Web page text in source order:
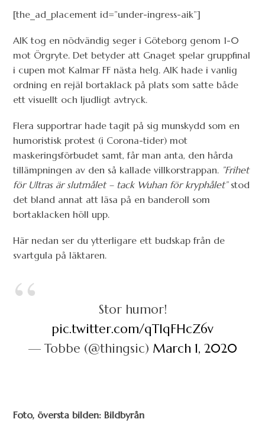
[the_ad_placement id=”under-ingress-aik”]
AIK tog en nödvändig seger i Göteborg genom 1-0
mot Örgryte. Det betyder att Gnaget spelar gruppfinal
i cupen mot Kalmar FF nästa helg. AIK hade i vanlig
ordning en rejäl bortaklack på plats som satte både
ett visuellt och ljudligt avtryck.
Flera supportrar hade tagit på sig munskydd som en
humoristisk protest (i Corona-tider) mot
maskeringsförbudet samt, får man anta, den hårda
tillämpningen av den så kallade villkorstrappan. ”Frihet
för Ultras är slutmålet – tack Wuhan för kryphålet”stod
det bland annat att läsa på en banderoll som
bortaklacken höll upp.
Här nedan ser du ytterligare ett budskap från de
svartgula på läktaren.
Stor humor!
pic.twitter.com/qTIqFHcZ6v
— Tobbe (@thingsic) March 1, 2020
Foto, översta bilden: Bildbyrån